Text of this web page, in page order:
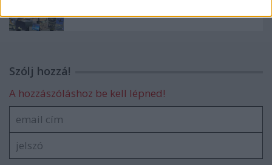
Szólj hozzá!
A hozzászóláshoz be kell lépned!